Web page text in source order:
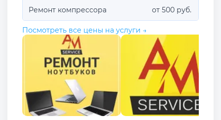
Ремонт компрессора от 500 руб.
Посмотреть все цены на услуги →